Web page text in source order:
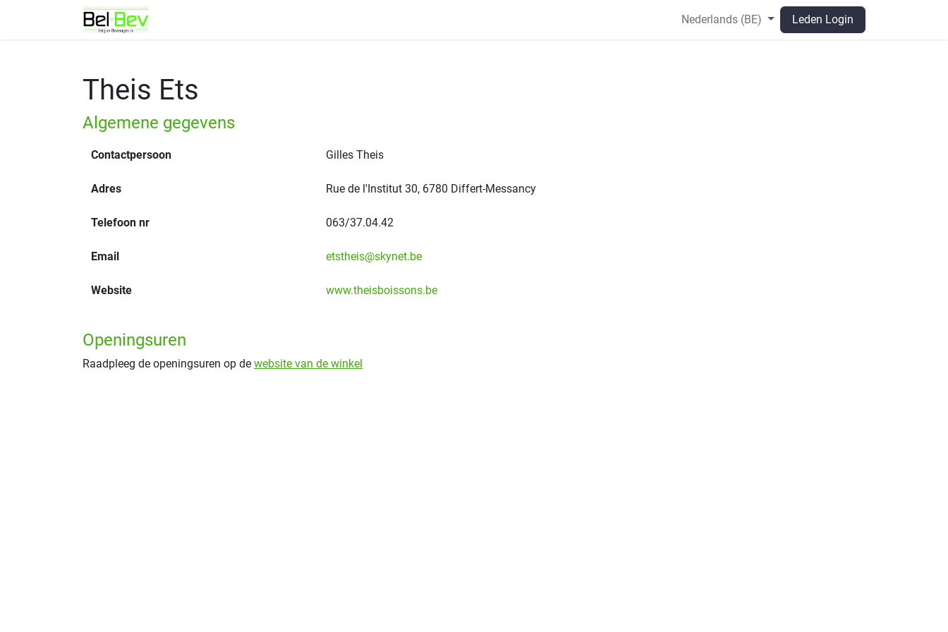
Overslaan naar inhoud
Nederlands (BE) Leden Login
Theis Ets
Algemene gegevens
Contactpersoon Gilles Theis
Adres Rue de l'Institut 30, 6780 Differt-Messancy
Telefoon nr 063/37.04.42
Email etstheis@skynet.be
Website www.theisboissons.be
Openingsuren
Raadpleeg de openingsuren op de website van de winkel